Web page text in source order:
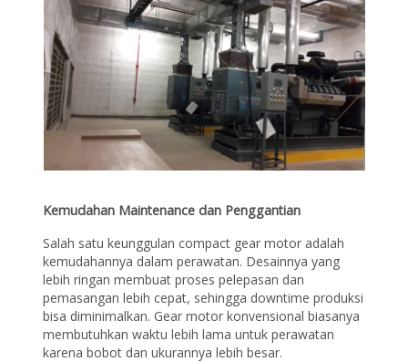
Kemudahan Maintenance dan Penggantian
Salah satu keunggulan compact gear motor adalah
kemudahannya dalam perawatan. Desainnya yang
lebih ringan membuat proses pelepasan dan
pemasangan lebih cepat, sehingga downtime produksi
bisa diminimalkan. Gear motor konvensional biasanya
membutuhkan waktu lebih lama untuk perawatan
karena bobot dan ukurannya lebih besar.